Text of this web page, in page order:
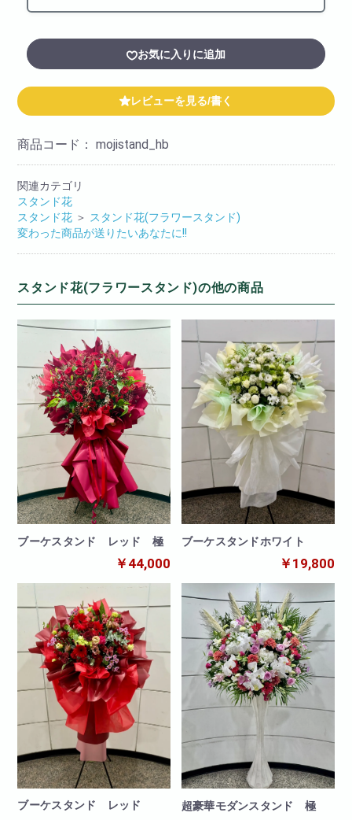
お気に入りに追加
レビューを見る/書く
商品コード：mojistand_hb
関連カテゴリ
スタンド花
スタンド花 ＞ スタンド花(フラワースタンド)
変わった商品が送りたいあなたに!!
スタンド花(フラワースタンド)の他の商品
ブーケスタンド レッド 極
￥44,000
ブーケスタンドホワイト
￥19,800
ブーケスタンド レッド 超豪華モダンスタンド 極